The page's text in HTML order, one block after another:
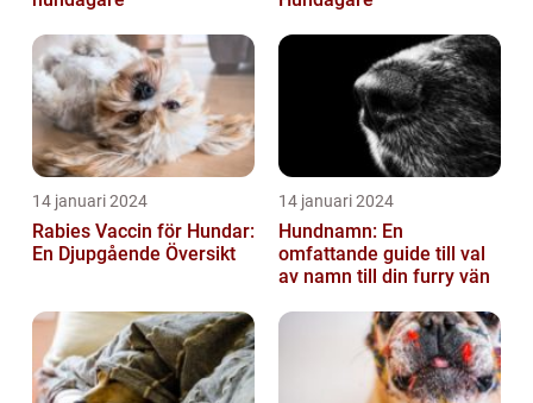
14 januari 2024
Rabies Vaccin för Hundar:
En Djupgående Översikt
14 januari 2024
Hundnamn: En
omfattande guide till val
av namn till din furry vän